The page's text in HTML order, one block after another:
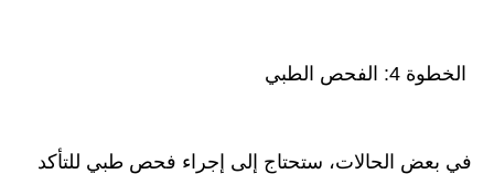
الخطوة 4: الفحص الطبي
في بعض الحالات، ستحتاج إلى إجراء فحص طبي للتأكد